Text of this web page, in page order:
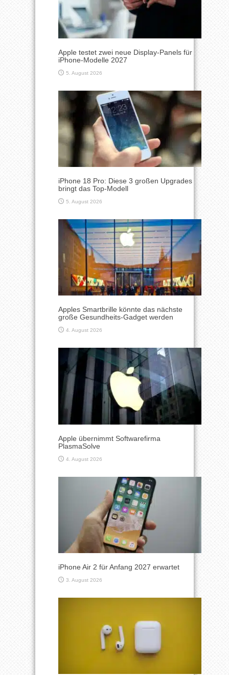
Apple testet zwei neue Display-Panels für
iPhone-Modelle 2027
5. August 2026
iPhone 18 Pro: Diese 3 großen Upgrades
bringt das Top-Modell
5. August 2026
Apples Smartbrille könnte das nächste
große Gesundheits-Gadget werden
4. August 2026
Apple übernimmt Softwarefirma
PlasmaSolve
4. August 2026
iPhone Air 2 für Anfang 2027 erwartet
3. August 2026